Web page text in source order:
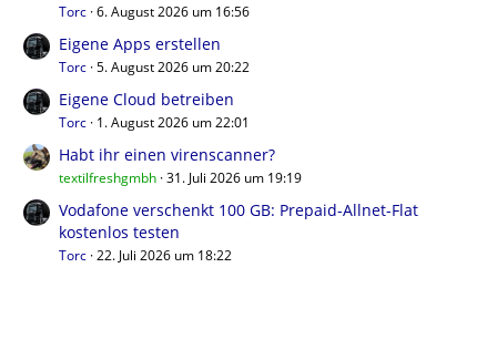
Torc 6. August 2026 um 16:56
Eigene Apps erstellen
Torc 5. August 2026 um 20:22
Eigene Cloud betreiben
Torc 1. August 2026 um 22:01
Habt ihr einen virenscanner?
textilfreshgmbh 31. Juli 2026 um 19:19
Vodafone verschenkt 100 GB: Prepaid-Allnet-Flat
kostenlos testen
Torc 22. Juli 2026 um 18:22